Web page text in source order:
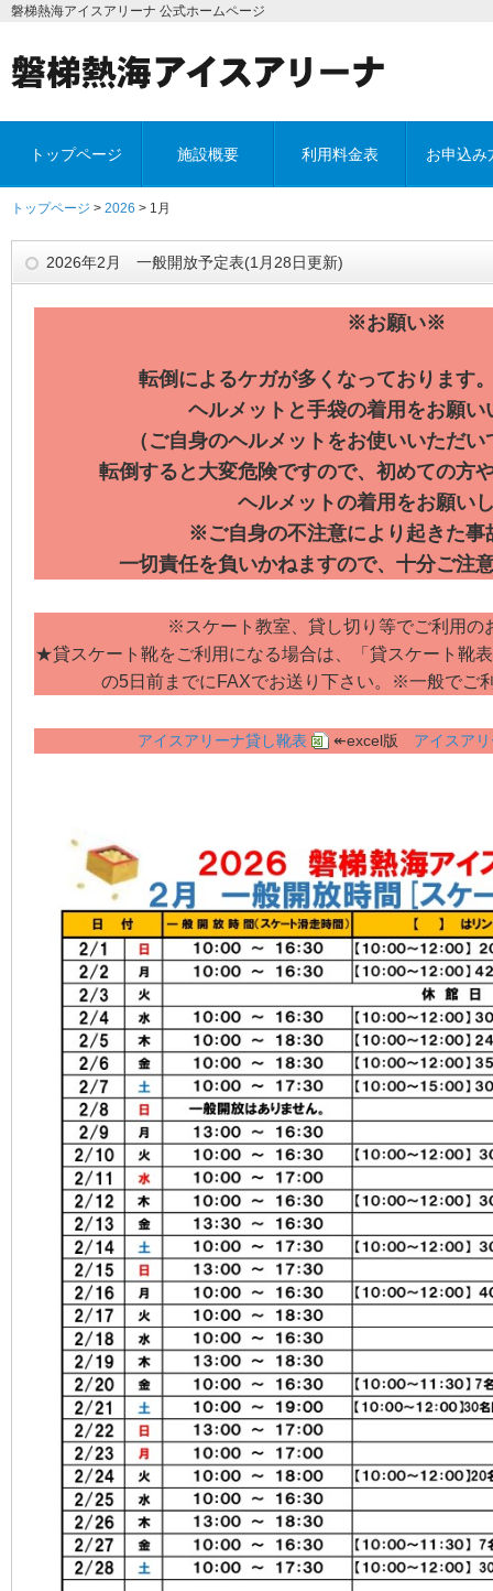
磐梯熱海アイスアリーナ 公式ホームページ
トップページ 施設概要 利用料金表 お申込み
トップページ > 2026 > 1月
2026年2月 一般開放予定表(1月28日更新)
※お願い※
転倒によるケガが多くなっております
ヘルメットと手袋の着用をお願い
（ご自身のヘルメットをお使いいただ
転倒すると大変危険ですので、初めての方
ヘルメットの着用をお願い
※ご自身の不注意により起きた事
一切責任を負いかねますので、十分ご注
※スケート教室、貸し切り等でご利用
★貸スケート靴をご利用になる場合は、「貸スケート靴
の5日前までにFAXでお送り下さい。※一般でご
アイスアリーナ貸し靴表 ↞excel版 アイスア